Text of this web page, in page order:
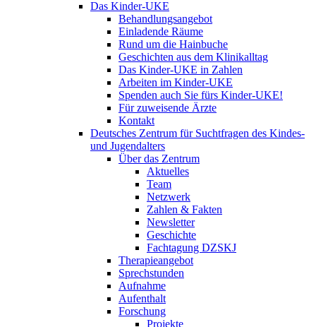
Das Kinder-UKE
Behandlungsangebot
Einladende Räume
Rund um die Hainbuche
Geschichten aus dem Klinikalltag
Das Kinder-UKE in Zahlen
Arbeiten im Kinder-UKE
Spenden auch Sie fürs Kinder-UKE!
Für zuweisende Ärzte
Kontakt
Deutsches Zentrum für Suchtfragen des Kindes-
und Jugendalters
Über das Zentrum
Aktuelles
Team
Netzwerk
Zahlen & Fakten
Newsletter
Geschichte
Fachtagung DZSKJ
Therapieangebot
Sprechstunden
Aufnahme
Aufenthalt
Forschung
Projekte